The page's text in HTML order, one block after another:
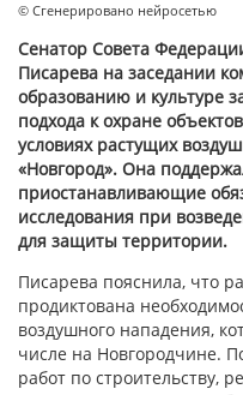
© Сгенерировано нейросетью
Сенатор Совета
Писарева на заседании
образованию и культуре
подхода к охране
условиях растущих
«Новгород». Она
приостанавливающие
исследования при
для защиты территории.
Писарева пояснила, что
продиктована
воздушного нападения,
числе на Новгородчине.
работ по строительству,